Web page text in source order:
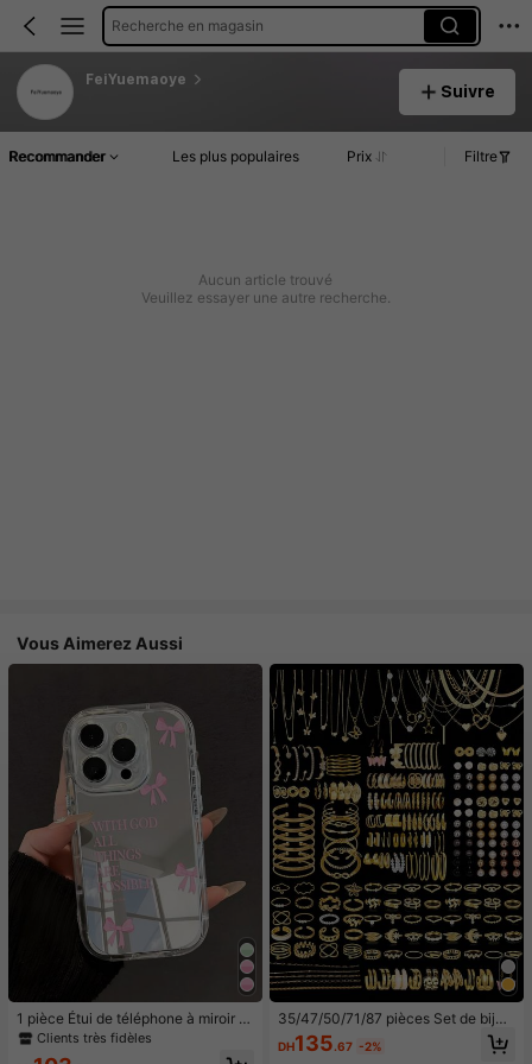
Recherche en magasin
FeiYuemaoye
Suivre
Recommander Les plus populaires Prix Filtre
Aucun article trouvé
Veuillez essayer une autre recherche.
Vous Aimerez Aussi
1 pièce Étui de téléphone à miroir ro
se minimaliste, style fille avec motif
Clients très fidèles
35/47/50/71/87 pièces Set de bijou
x style bohème, comprenant des bo
ucles d'oreilles, colliers, bagues, br
DH135.67 -2%